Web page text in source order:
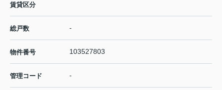
賃貸区分
総戸数 -
物件番号 103527803
管理コード -